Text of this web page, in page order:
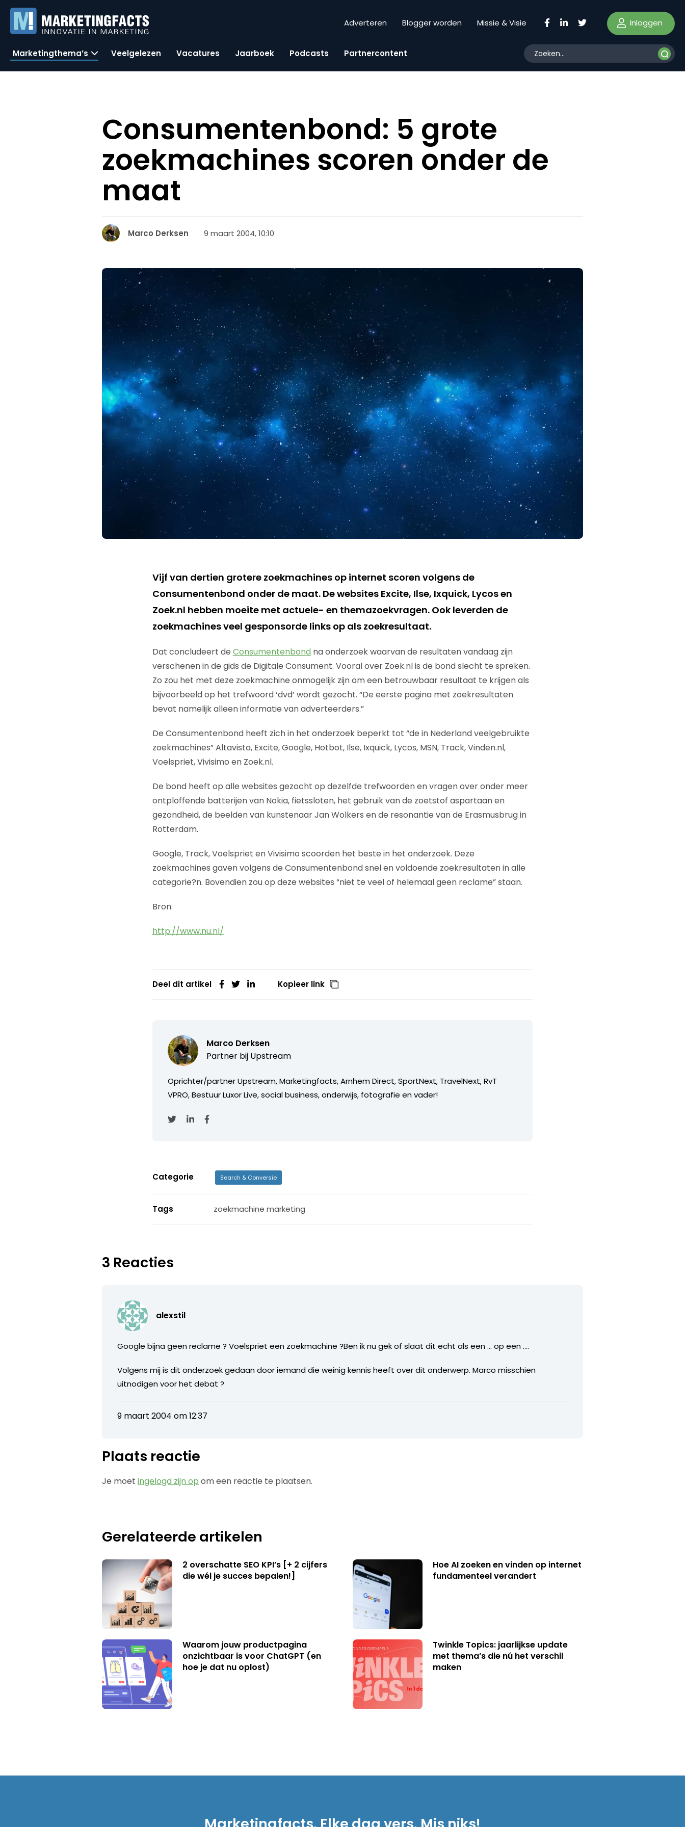
Adverteren Blogger worden Missie & Visie Inloggen
Marketingthema’s Veelgelezen Vacatures Jaarboek Podcasts Partnercontent
Consumentenbond: 5 grote
zoekmachines scoren onder de
maat
Marco Derksen 9 maart 2004, 10:10
Vijf van dertien grotere zoekmachines op internet scoren volgens de
Consumentenbond onder de maat. De websites Excite, Ilse, Ixquick, Lycos en
Zoek.nl hebben moeite met actuele- en themazoekvragen. Ook leverden de
zoekmachines veel gesponsorde links op als zoekresultaat.
Dat concludeert de Consumentenbond na onderzoek waarvan de resultaten vandaag zijn
verschenen in de gids de Digitale Consument. Vooral over Zoek.nl is de bond slecht te spreken.
Zo zou het met deze zoekmachine onmogelijk zijn om een betrouwbaar resultaat te krijgen als
bijvoorbeeld op het trefwoord ‘dvd’ wordt gezocht. “De eerste pagina met zoekresultaten
bevat namelijk alleen informatie van adverteerders.”
De Consumentenbond heeft zich in het onderzoek beperkt tot “de in Nederland veelgebruikte
zoekmachines” Altavista, Excite, Google, Hotbot, Ilse, Ixquick, Lycos, MSN, Track, Vinden.nl,
Voelspriet, Vivisimo en Zoek.nl.
De bond heeft op alle websites gezocht op dezelfde trefwoorden en vragen over onder meer
ontploffende batterijen van Nokia, fietssloten, het gebruik van de zoetstof aspartaan en
gezondheid, de beelden van kunstenaar Jan Wolkers en de resonantie van de Erasmusbrug in
Rotterdam.
Google, Track, Voelspriet en Vivisimo scoorden het beste in het onderzoek. Deze
zoekmachines gaven volgens de Consumentenbond snel en voldoende zoekresultaten in alle
categorie?n. Bovendien zou op deze websites “niet te veel of helemaal geen reclame” staan.
Bron:
http://www.nu.nl/
Deel dit artikel Kopieer link
Marco Derksen
Partner bij Upstream
Oprichter/partner Upstream, Marketingfacts, Arnhem Direct, SportNext, TravelNext, RvT
VPRO, Bestuur Luxor Live, social business, onderwijs, fotografie en vader!
Categorie Search & Conversie
Tags zoekmachine marketing
3 Reacties
alexstil
Google bijna geen reclame ? Voelspriet een zoekmachine ?Ben ik nu gek of slaat dit echt als een … op een ….
Volgens mij is dit onderzoek gedaan door iemand die weinig kennis heeft over dit onderwerp. Marco misschien
uitnodigen voor het debat ?
9 maart 2004 om 12:37
Plaats reactie
Je moetingelogd zijn op om een reactie te plaatsen.
Gerelateerde artikelen
2 overschatte SEO KPI’s [+ 2 cijfers
die wél je succes bepalen!]
Hoe AI zoeken en vinden op internet
fundamenteel verandert
Waarom jouw productpagina
onzichtbaar is voor ChatGPT (en
hoe je dat nu oplost)
Twinkle Topics: jaarlijkse update
met thema’s die nú het verschil
maken